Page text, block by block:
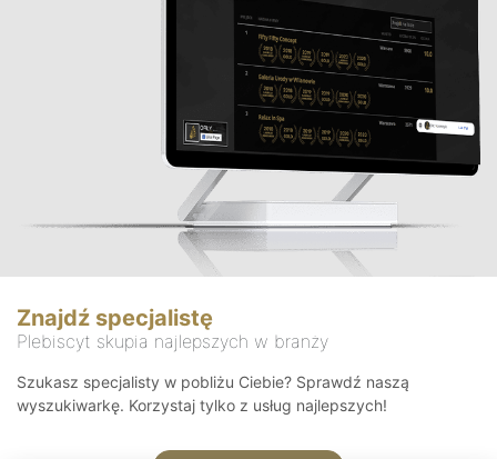
Znajdź specjalistę
Plebiscyt skupia najlepszych w branży
Szukasz specjalisty w pobliżu Ciebie? Sprawdź naszą
wyszukiwarkę. Korzystaj tylko z usług najlepszych!